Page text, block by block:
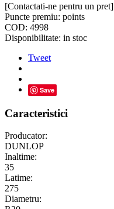
[Contactati-ne pentru un pret]
Puncte premiu: points
COD: 4998
Disponibilitate: in stoc
Tweet
Save
Caracteristici
Producator:
DUNLOP
Inaltime:
35
Latime:
275
Diametru: